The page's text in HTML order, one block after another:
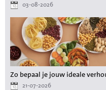
03-08-2026
Zo bepaal je jouw ideale
21-07-2026